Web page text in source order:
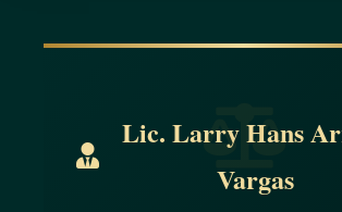
Lic. Larry Hans
Vargas